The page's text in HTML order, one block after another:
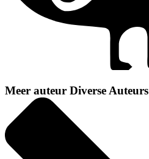
Meer auteur Diverse Auteurs